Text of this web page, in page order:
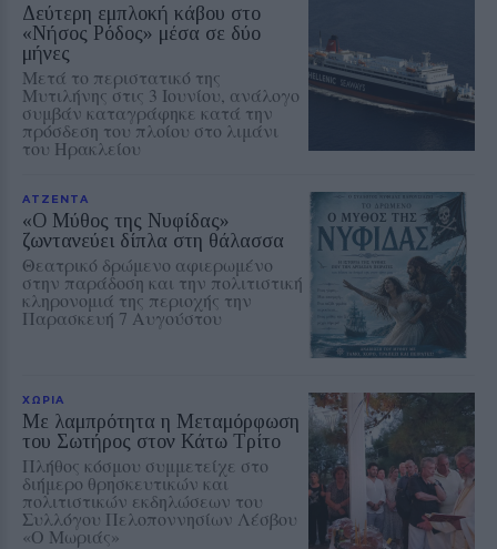
Δεύτερη εμπλοκή κάβου στο
«Νήσος Ρόδος» μέσα σε δύο
μήνες
Μετά το περιστατικό της
Μυτιλήνης στις 3 Ιουνίου, ανάλογο
συμβάν καταγράφηκε κατά την
πρόσδεση του πλοίου στο λιμάνι
του Ηρακλείου
ΑΤΖΕΝΤΑ
«Ο Μύθος της Νυφίδας»
ζωντανεύει δίπλα στη θάλασσα
Θεατρικό δρώμενο αφιερωμένο
στην παράδοση και την πολιτιστική
κληρονομιά της περιοχής την
Παρασκευή 7 Αυγούστου
ΧΩΡΙΑ
Με λαμπρότητα η Μεταμόρφωση
του Σωτήρος στον Κάτω Τρίτο
Πλήθος κόσμου συμμετείχε στο
διήμερο θρησκευτικών και
πολιτιστικών εκδηλώσεων του
Συλλόγου Πελοποννησίων Λέσβου
«Ο Μωριάς»